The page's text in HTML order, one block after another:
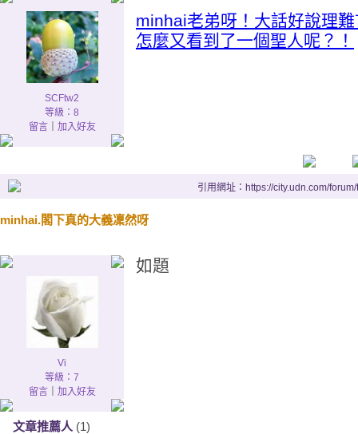
SCFtw2
等級：8
留言｜ 加入好友
minhai老弟呀！大話好說理
怎麼又看到了一個聖人呢？！
引用網址：https://city.udn.com/
minhai.閣下真的大義凜然呀
Vi
等級：7
留言｜ 加入好友
文章推薦人 (1)
如題